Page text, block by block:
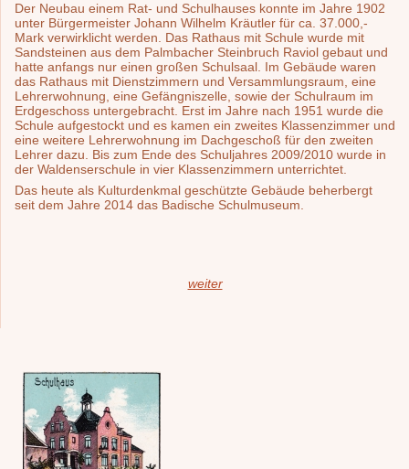
Der Neubau einem Rat- und Schulhauses konnte im Jahre 1902
unter Bürgermeister Johann Wilhelm Kräutler für ca. 37.000,-
Mark verwirklicht werden. Das Rathaus mit Schule wurde mit
Sandsteinen aus dem Palmbacher Steinbruch Raviol gebaut und
hatte anfangs nur einen großen Schulsaal. Im Gebäude waren
das Rathaus mit Dienstzimmern und Versammlungsraum, eine
Lehrerwohnung, eine Gefängniszelle, sowie der Schulraum im
Erdgeschoss untergebracht. Erst im Jahre nach 1951 wurde die
Schule aufgestockt und es kamen ein zweites Klassenzimmer und
eine weitere Lehrerwohnung im Dachgeschoß für den zweiten
Lehrer dazu. Bis zum Ende des Schuljahres 2009/2010 wurde in
der Waldenserschule in vier Klassenzimmern unterrichtet.
Das heute als Kulturdenkmal geschützte Gebäude beherbergt
seit dem Jahre 2014 das Badische Schulmuseum.
weiter